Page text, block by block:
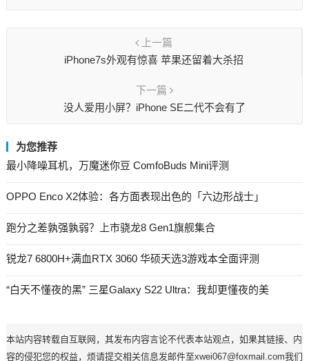
上一篇
iPhone7s外观有惊喜 苹果还留着大杀招
下一篇
没人爱用小屏？iPhone SE二代不会有了
为您推荐
最小降噪耳机，万魔迷你豆 ComfoBuds Mini评测
OPPO Enco X2体验：各方面表现出色的「六边形战士」
跑分之差孰强孰弱？上市骁龙8 Gen1旗舰集合
锐龙7 6800H+满血RTX 3060 华硕天选3游戏本全面评测
“白天不懂夜的黑” 三星Galaxy S22 Ultra：我却更懂夜的美
本站内容转载自互联网，其发布内容言论不代表本站观点，如果其链接、内
容的侵犯您的权益，烦请提交相关信息发邮件至xwei067@foxmail.com我们